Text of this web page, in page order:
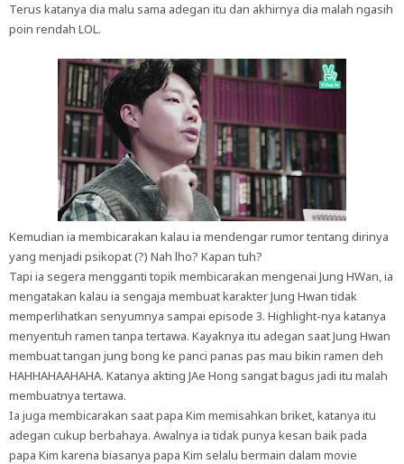
Terus katanya dia malu sama adegan itu dan akhirnya dia malah ngasih
poin rendah LOL.
Kemudian ia membicarakan kalau ia mendengar rumor tentang dirinya
yang menjadi psikopat (?) Nah lho? Kapan tuh?
Tapi ia segera mengganti topik membicarakan mengenai Jung HWan, ia
mengatakan kalau ia sengaja membuat karakter Jung Hwan tidak
memperlihatkan senyumnya sampai episode 3. Highlight-nya katanya
menyentuh ramen tanpa tertawa. Kayaknya itu adegan saat Jung Hwan
membuat tangan jung bong ke panci panas pas mau bikin ramen deh
HAHHAHAAHAHA. Katanya akting JAe Hong sangat bagus jadi itu malah
membuatnya tertawa.
Ia juga membicarakan saat papa Kim memisahkan briket, katanya itu
adegan cukup berbahaya. Awalnya ia tidak punya kesan baik pada
papa Kim karena biasanya papa Kim selalu bermain dalam movie